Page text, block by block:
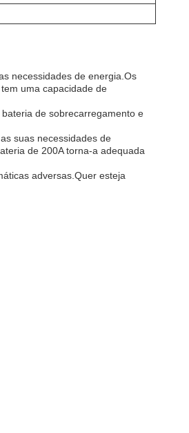
necessidades de energia.Os
uma capacidade de
de sobrecarregamento e
suas necessidades de
de 200A torna-a adequada
adversas.Quer esteja